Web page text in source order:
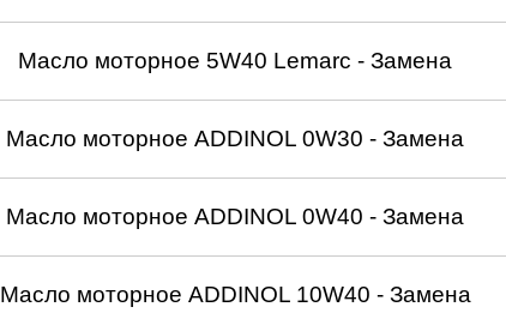
Масло моторное 5W40 Lemarc - Замена
Масло моторное ADDINOL 0W30 - Замена
Масло моторное ADDINOL 0W40 - Замена
Масло моторное ADDINOL 10W40 - Замена